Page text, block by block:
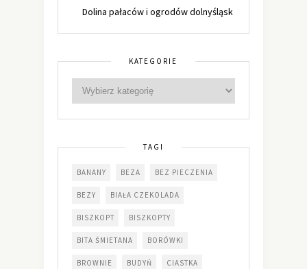
Dolina pałaców i ogrodów dolnyśląsk
KATEGORIE
TAGI
BANANY BEZA BEZ PIECZENIA
BEZY BIAŁA CZEKOLADA
BISZKOPT BISZKOPTY
BITA ŚMIETANA BORÓWKI
BROWNIE BUDYŃ CIASTKA